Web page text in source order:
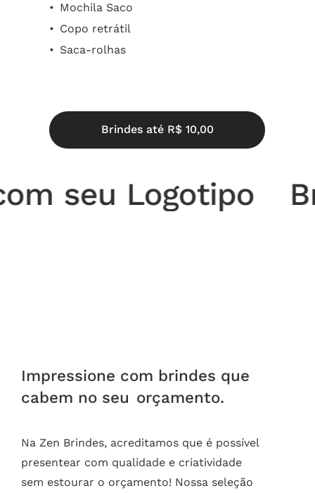
Mochila Saco
Copo retrátil
Saca-rolhas
Brindes até R$ 10,00
Logotipo
Impressione com brindes que
cabem no seu orçamento.
Na Zen Brindes, acreditamos que é possível
presentear com qualidade e criatividade
sem estourar o orçamento! Nossa seleção